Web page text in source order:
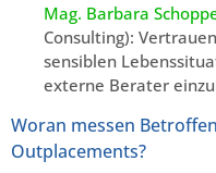
Mag. Barbara
Consulting):
sensiblen
externe Berater
Woran messen
Outplacements?